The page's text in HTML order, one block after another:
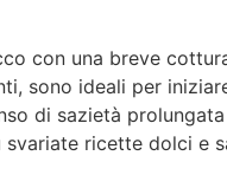
con una breve
sono ideali per
di sazietà
ricette dolci e